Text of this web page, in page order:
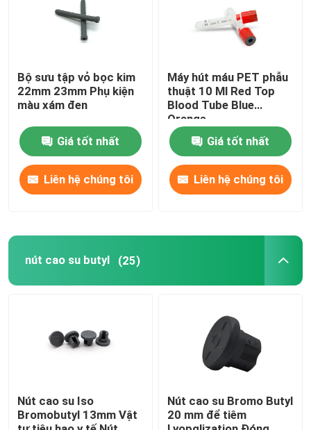
Bộ sưu tập vỏ bọc kim
22mm 23mm Phụ kiện
màu xám đen
Giá tốt nhất
Liên hệ chúng tôi
Máy hút máu PET phẫu
thuật 10 Ml Red Top
Blood Tube Blue
Orange
Giá tốt nhất
Liên hệ chúng tôi
nút cao su butyl (25)
Nút cao su Iso
Bromobutyl 13mm Vật
Nút cao su Bromo Butyl
20 mm để tiêm